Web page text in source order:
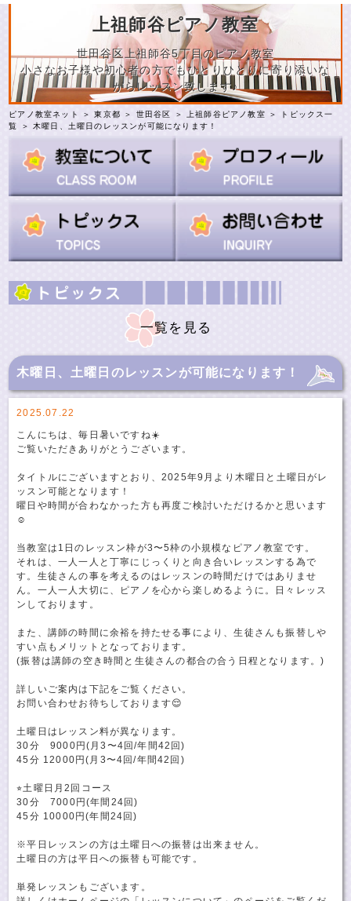
上祖師谷ピアノ教室
世田谷区上祖師谷5丁目のピアノ教室
小さなお子様や初心者の方でもひとりひとりに寄り添いな
がらレッスン致します♪
ピアノ教室ネット ＞東京都 ＞ 世田谷区 ＞ 上祖師谷ピアノ教室 ＞
トピックス一
覧
＞ 木曜日、土曜日のレッスンが可能になります！
一覧を見る
木曜日、土曜日のレッスンが可能になります！
2025.07.22
こんにちは、毎日暑いですね☀️
ご覧いただきありがとうございます。
タイトルにございますとおり、2025年9月より木曜日と土曜日がレ
ッスン可能となります！
曜日や時間が合わなかった方も再度ご検討いただけるかと思います
☺️
当教室は1日のレッスン枠が3〜5枠の小規模なピアノ教室です。
それは、一人一人と丁寧にじっくりと向き合いレッスンする為で
す。生徒さんの事を考えるのはレッスンの時間だけではありませ
ん。一人一人大切に、ピアノを心から楽しめるように。日々レッス
ンしております。
また、講師の時間に余裕を持たせる事により、生徒さんも振替しや
すい点もメリットとなっております。
(振替は講師の空き時間と生徒さんの都合の合う日程となります。)
詳しいご案内は下記をご覧ください。
お問い合わせお待ちしております😌
土曜日はレッスン料が異なります。
30分 9000円(月3〜4回/年間42回)
45分 12000円(月3〜4回/年間42回)
⭐︎土曜日月2回コース
30分 7000円(年間24回)
45分 10000円(年間24回)
※平日レッスンの方は土曜日への振替は出来ません。
土曜日の方は平日への振替も可能です。
単発レッスンもございます。